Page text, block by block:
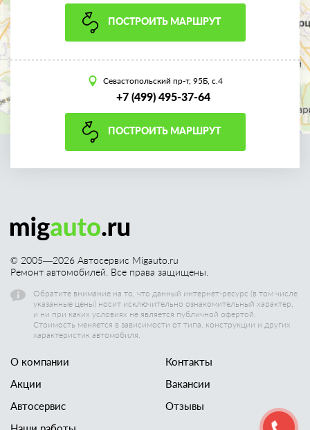
ПОСТРОИТЬ МАРШРУТ
Севастопольский пр-т, 95Б, с.4
+7 (499) 495-37-64
ПОСТРОИТЬ МАРШРУТ
© 2005—2026 Автосервис Migauto.ru
Ремонт автомобилей. Все права защищены.
Обратите внимание на то, что данный интернет-ресурс (в том числе
указанные цены) носит исключительно ознакомительный характер,
и ни при каких условиях не является публичной офертой.
Стоимость меняется в зависимости от типа, конструкции и других
характеристик автомобиля.
О компании
Акции
Автосервис
Контакты
Вакансии
Отзывы